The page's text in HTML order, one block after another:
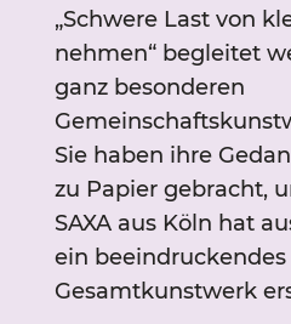
„Schwere Last von
nehmen“ begleitet
ganz besonderen
Sie haben ihre
zu Papier gebracht,
SAXA aus Köln hat
ein beeindruckendes
Gesamtkunstwerk